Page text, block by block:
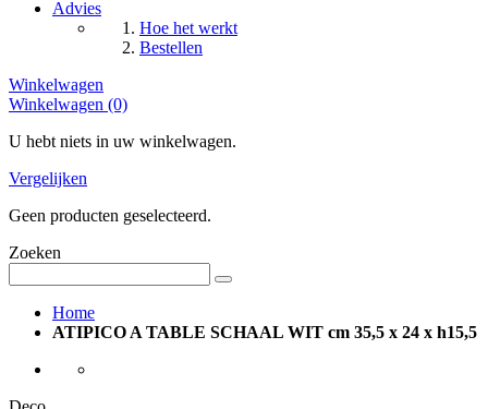
Advies
Hoe het werkt
Bestellen
Winkelwagen
Winkelwagen (0)
U hebt niets in uw winkelwagen.
Vergelijken
Geen producten geselecteerd.
Zoeken
Home
ATIPICO A TABLE SCHAAL WIT cm 35,5 x 24 x h15,5